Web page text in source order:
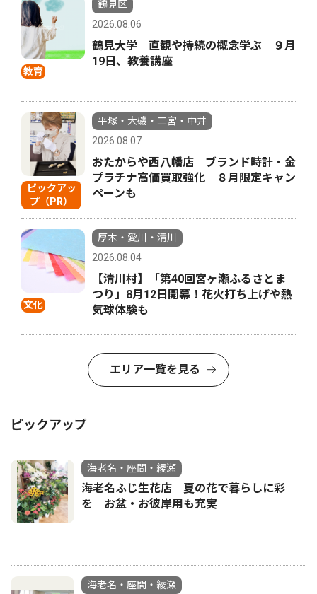
教育
鶴見区
2026.08.06
鶴見大学 直観や持続の概念学ぶ ９月
19日、教養講座
ピックアッ
プ（PR）
平塚・大磯・二宮・中井
2026.08.07
おたからや西八幡店 ブランド時計・金
プラチナ高価買取強化 ８月限定キャン
ペーンも
文化
厚木・愛川・清川
2026.08.04
【清川村】「第40回宮ヶ瀬ふるさとま
つり」8月12日開幕！花火打ち上げや熱
気球体験も
エリア一覧を見る
ピックアップ
海老名・座間・綾瀬
海老名ふじ生花店 夏の花で暮らしに彩
を お盆・お彼岸用も充実
海老名・座間・綾瀬